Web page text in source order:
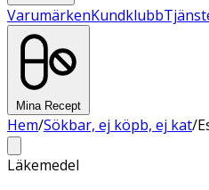
VarumärkenKundklubb
Mina Recept
Hem/Sökbar, ej köpb, ej kat/
Läkemedel